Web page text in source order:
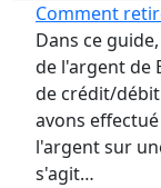
Comment
Dans ce
de l'argent de
de crédit/
avons
l'argent sur
s'agit…